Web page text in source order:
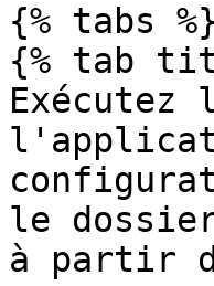
{% tabs %}
{% tab
Exécutez
le
à partir